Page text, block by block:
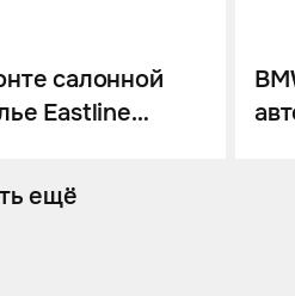
салонной
Eastline
ещё